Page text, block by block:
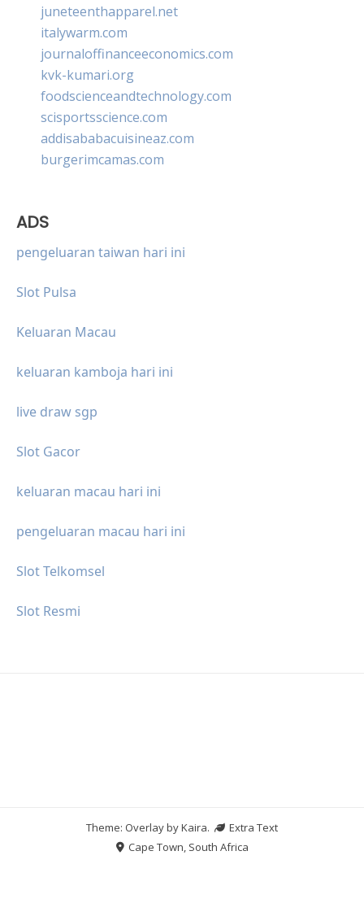
juneteenthapparel.net
italywarm.com
journaloffinanceeconomics.com
kvk-kumari.org
foodscienceandtechnology.com
scisportsscience.com
addisababacuisineaz.com
burgerimcamas.com
ADS
pengeluaran taiwan hari ini
Slot Pulsa
Keluaran Macau
keluaran kamboja hari ini
live draw sgp
Slot Gacor
keluaran macau hari ini
pengeluaran macau hari ini
Slot Telkomsel
Slot Resmi
Theme: Overlay byKaira.
Extra Text
Cape Town, South Africa